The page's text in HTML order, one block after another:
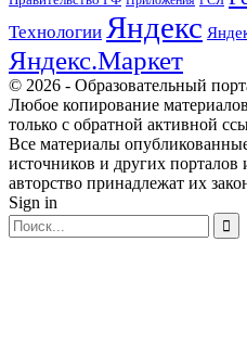
Технологии Яндекс
Яндекс.Маркет
© 2026 - Образовательный
Любое копирование
только с обратной активной
Все материалы
источников и других порталов
авторство принадлежат их
Sign in